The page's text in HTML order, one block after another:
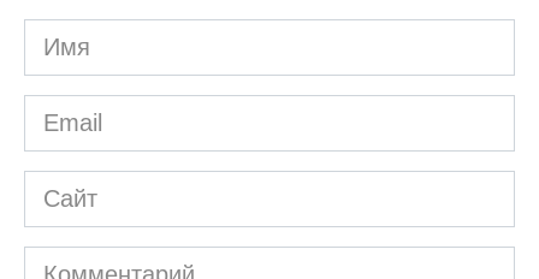
Имя
*
Email
*
Сайт
Комментарий